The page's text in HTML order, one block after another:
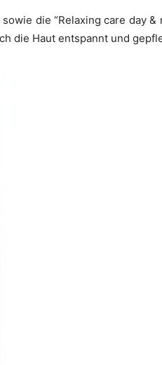
die “Relaxing care day &
die Haut entspannt und